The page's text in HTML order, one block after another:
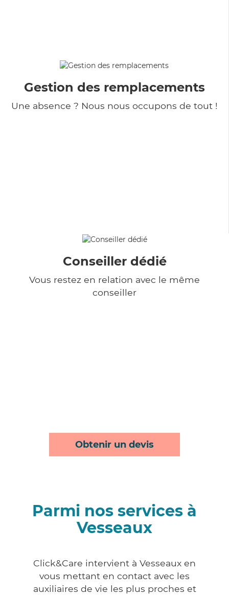
Gestion des remplacements
Une absence ? Nous nous occupons de tout !
Conseiller dédié
Vous restez en relation avec le même
conseiller
Obtenir un devis
Parmi nos services à
Vesseaux
Click&Care intervient à Vesseaux en
vous mettant en contact avec les
auxiliaires de vie les plus proches et